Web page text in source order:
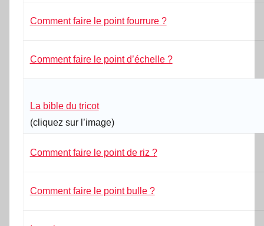
Comment faire le point fourrure ?
Comment faire le point d’échelle ?
La bible du tricot
(cliquez sur l’image)
Comment faire le point de riz ?
Comment faire le point bulle ?